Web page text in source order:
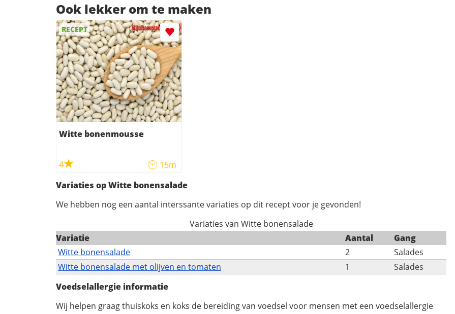
Ook lekker om te maken
RECEPT
Witte bonenmousse
4
15m
Variaties op Witte bonensalade
We hebben nog een aantal interssante variaties op dit recept voor je gevonden!
Variaties van Witte bonensalade
Variatie
Aantal
Gang
Witte bonensalade
2
Salades
Witte bonensalade met olijven en tomaten
1
Salades
Voedselallergie informatie
Wij helpen graag thuiskoks en koks de bereiding van voedsel voor mensen met een voedselallergie